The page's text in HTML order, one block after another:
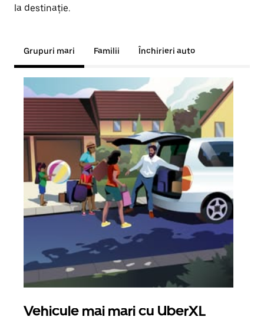
la destinație.
Grupuri mari Familii Închirieri auto
Vehicule mai mari cu UberXL